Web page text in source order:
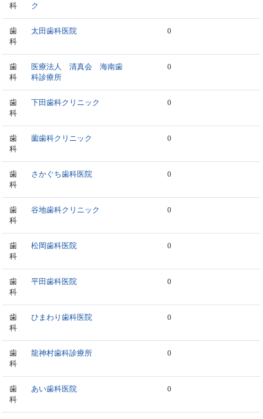
科
ク
歯
科
太田歯科医院 0
歯
科
医療法人 清真会 海南歯
科診療所
0
歯
科
下田歯科クリニック 0
歯
科
薗歯科クリニック 0
歯
科
さかぐち歯科医院 0
歯
科
谷地歯科クリニック 0
歯
科
松岡歯科医院 0
歯
科
平田歯科医院 0
歯
科
ひまわり歯科医院 0
歯
科
龍神村歯科診療所 0
歯
科
あい歯科医院 0